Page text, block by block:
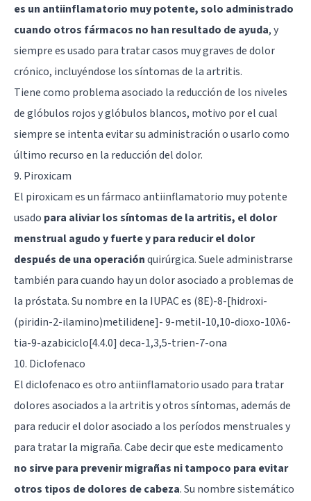
es un antiinflamatorio muy potente, solo administrado
cuando otros fármacos no han resultado de ayuda, y
siempre es usado para tratar casos muy graves dedolor
crónico, incluyéndose los síntomas de la artritis.
Tiene como problema asociado la reducción de los niveles
de glóbulos rojos y glóbulos blancos, motivo por el cual
siempre se intenta evitar su administración o usarlo como
último recurso en la reducción del dolor.
9. Piroxicam
El piroxicam es un fármaco antiinflamatorio muy potente
usado para aliviar los síntomas de la artritis, el dolor
menstrual agudo y fuerte y para reducir el dolor
después de una operaciónquirúrgica. Suele administrarse
también para cuando hay un dolor asociado a problemas de
la próstata. Su nombre en la IUPAC es (8E)-8-[hidroxi-
(piridin-2-ilamino)metilidene]- 9-metil-10,10-dioxo-10λ6-
tia-9-azabiciclo[4.4.0] deca-1,3,5-trien-7-ona
10. Diclofenaco
El diclofenaco es otro antiinflamatorio usado para tratar
dolores asociados a la artritis y otros síntomas, además de
para reducir el dolor asociado a los períodos menstruales y
para tratar la migraña. Cabe decir que este medicamento
no sirve para prevenir migrañas ni tampoco para evitar
otros tipos de dolores de cabeza. Su nombre sistemático